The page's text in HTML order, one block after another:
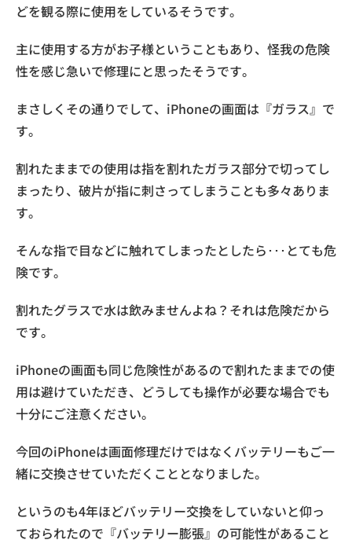
どを観る際に使用をしているそうです。
主に使用する方がお子様ということもあり、怪我の危険
性を感じ急いで修理にと思ったそうです。
まさしくその通りでして、iPhoneの画面は『ガラス』で
す。
割れたままでの使用は指を割れたガラス部分で切ってし
まったり、破片が指に刺さってしまうことも多々ありま
す。
そんな指で目などに触れてしまったとしたら･･･とても危
険です。
割れたグラスで水は飲みませんよね？それは危険だから
です。
iPhoneの画面も同じ危険性があるので割れたままでの使
用は避けていただき、どうしても操作が必要な場合でも
十分にご注意ください。
今回のiPhoneは画面修理だけではなくバッテリーもご一
緒に交換させていただくこととなりました。
というのも4年ほどバッテリー交換をしていないと仰っ
ておられたので『バッテリー膨張』の可能性があること